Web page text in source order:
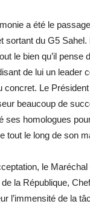
a été le
sortant du G5
le bien qu’il pense
de lui un leader
concret. Le
beaucoup de
ses homologues
tout le long de son
le
la République,
l’immensité de la